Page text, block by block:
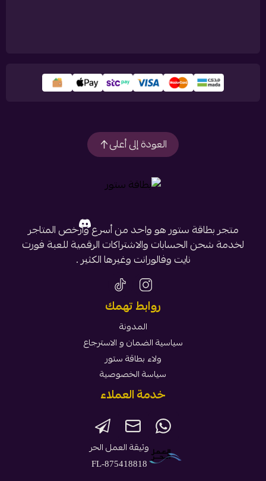
العودة إلى أعلى
متجر بطاقة ستور هو واحد من أسرع وأرخص المتاجر
لخدمة شحن الحسابات والاشتراكات الرقمية للعبة فورت
نايت وفالورانت وغيرها الكثير .
روابط تهمك
المدونة
سياسية الضمان و الاسترجاع
ولاء بطاقة ستور
سياسة الخصوصية
خدمة العملاء
وثيقة العمل الحر
FL-875418818